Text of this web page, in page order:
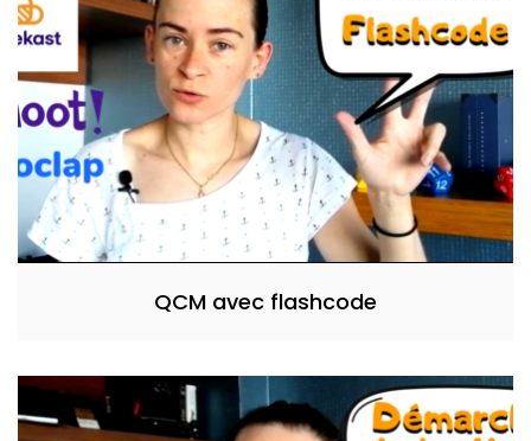
QCM avec flashcode